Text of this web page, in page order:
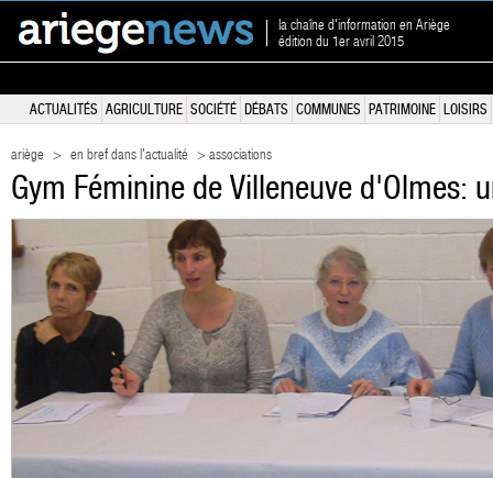
la chaîne d'information en Ariège
édition du 1er avril 2015
ACTUALITÉS AGRICULTURE SOCIÉTÉ DÉBATS COMMUNES PATRIMOINE LOISIRS
ariège > en bref dans l'actualité > associations
Gym Féminine de Villeneuve d'Olmes: